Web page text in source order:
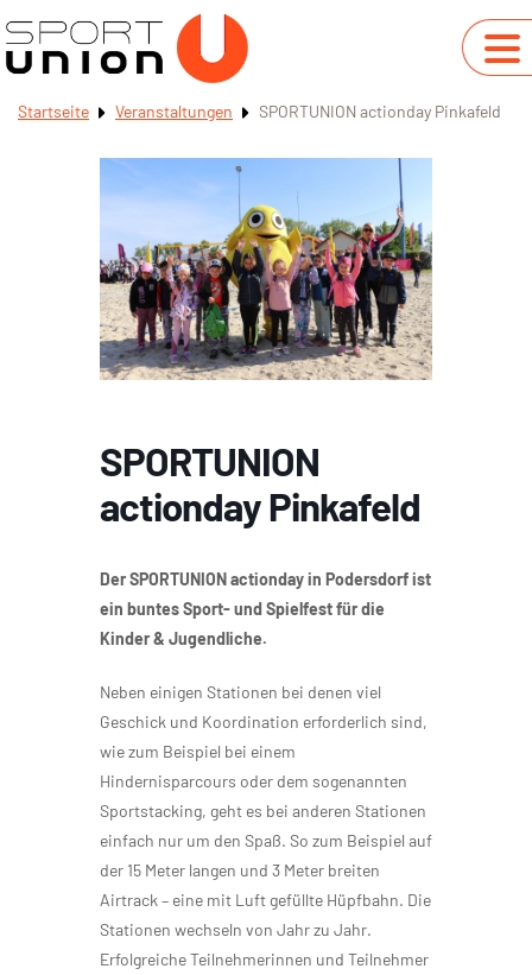
Startseite Veranstaltungen SPORTUNION actionday Pinkafeld
SPORTUNION
actionday Pinkafeld
Der SPORTUNION actionday in Podersdorf ist
ein buntes Sport- und Spielfest für die
Kinder & Jugendliche.
Neben einigen Stationen bei denen viel
Geschick und Koordination erforderlich sind,
wie zum Beispiel bei einem
Hindernisparcours oder dem sogenannten
Sportstacking, geht es bei anderen Stationen
einfach nur um den Spaß. So zum Beispiel auf
der 15 Meter langen und 3 Meter breiten
Airtrack – eine mit Luft gefüllte Hüpfbahn. Die
Stationen wechseln von Jahr zu Jahr.
Erfolgreiche Teilnehmerinnen und Teilnehmer